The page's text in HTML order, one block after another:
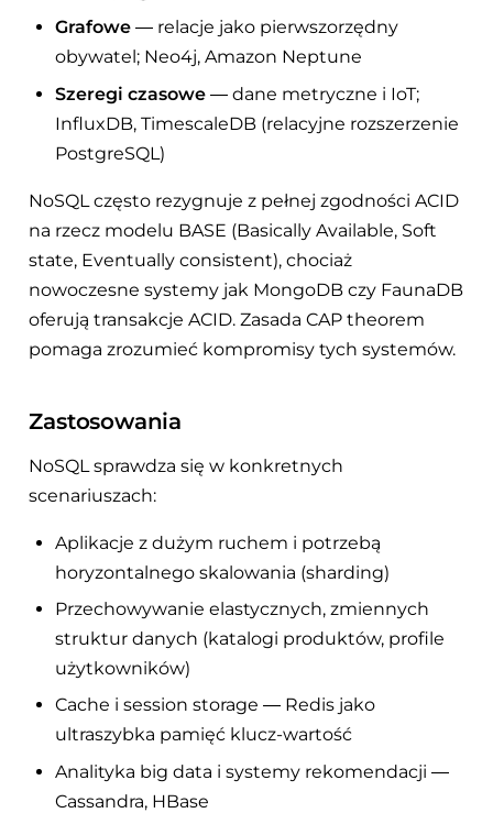
Grafowe — relacje jako pierwszorzędny
obywatel; Neo4j, Amazon Neptune
Szeregi czasowe — dane metryczne i IoT;
InfluxDB, TimescaleDB (relacyjne rozszerzenie
PostgreSQL)
NoSQL często rezygnuje z pełnej zgodności ACID
na rzecz modelu BASE (Basically Available, Soft
state, Eventually consistent), chociaż
nowoczesne systemy jak MongoDB czy FaunaDB
oferują transakcje ACID. Zasada CAP theorem
pomaga zrozumieć kompromisy tych systemów.
Zastosowania
NoSQL sprawdza się w konkretnych
scenariuszach:
Aplikacje z dużym ruchem i potrzebą
horyzontalnego skalowania (sharding)
Przechowywanie elastycznych, zmiennych
struktur danych (katalogi produktów, profile
użytkowników)
Cache i session storage — Redis jako
ultraszybka pamięć klucz-wartość
Analityka big data i systemy rekomendacji —
Cassandra, HBase